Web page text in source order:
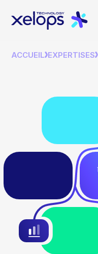
ACCUEIL EXPERTISES